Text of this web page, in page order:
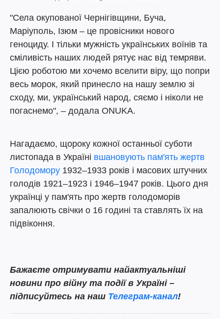
"Села окупованої Чернігівщини, Буча,
Маріуполь, Ізюм – це провісники нового
геноциду. І тільки мужність українських воїнів та
сміливість наших людей рятує нас від темряви.
Цією роботою ми хочемо вселити віру, що попри
весь морок, який принесло на нашу землю зі
сходу, ми, український народ, сяємо і ніколи не
погаснемо", – додала ONUKA.
Нагадаємо, щороку кожної останньої суботи
листопада в Україні вшановують пам'ять жертв
Голодомору 1932–1933 років і масових штучних
голодів 1921–1923 і 1946–1947 років. Цього дня
українці у пам'ять про жертв голодоморів
запалюють свічки о 16 годині та ставлять їх на
підвіконня.
Бажаєте отримувати найактуальніші
новини про війну та події в Україні –
підписуйтесь на наш Телеграм-канал!